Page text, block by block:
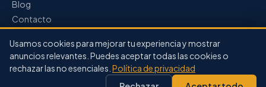
Blog
Contacto
© 2026 CAB Morocco. Todos los derechos reservados.
Usamos cookies para mejorar tu experiencia y mostrar
anuncios relevantes. Puedes aceptar todas las cookies o
rechazar las no esenciales. Política de privacidad